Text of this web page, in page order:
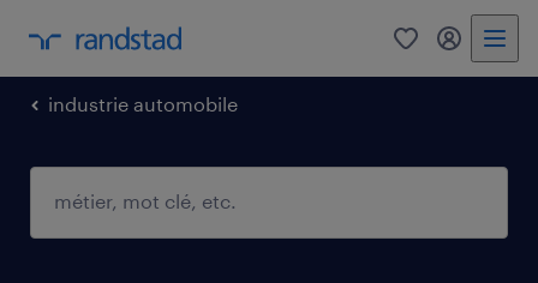
0 mon
industrie automobile